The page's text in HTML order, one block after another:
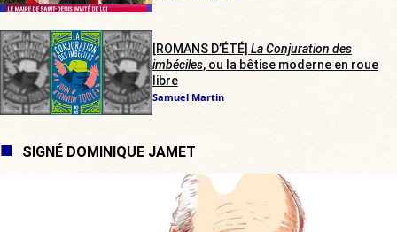
[ROMANS D’ÉTÉ] La Conjuration des
imbéciles, ou la bêtise moderne en roue
libre
Samuel Martin
SIGNÉ DOMINIQUE JAMET